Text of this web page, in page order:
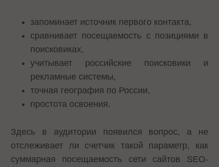
запоминает источник первого контакта,
сравнивает посещаемость с позициями в
поисковиках,
учитывает российские поисковики и
рекламные системы,
точная география по России,
простота освоения.
Здесь в аудитории появился вопрос, а не
отслеживает ли счетчик такой параметр, как
суммарная посещаемость сети сайтов SEO-